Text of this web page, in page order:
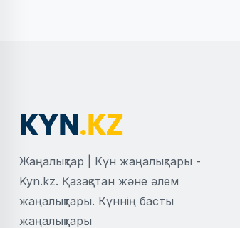
Жаңалықтар | Күн жаңалықтары -
Kyn.kz. Қазақстан және әлем
жаңалықтары. Күннің басты
жаңалықтары